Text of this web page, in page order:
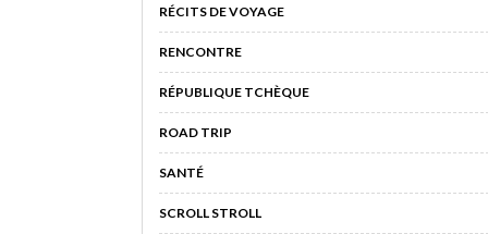
RÉCITS DE VOYAGE
RENCONTRE
RÉPUBLIQUE TCHÈQUE
ROAD TRIP
SANTÉ
SCROLL STROLL